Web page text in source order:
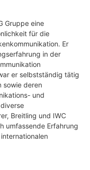
Gruppe eine
für die
Er
in der
er selbstständig tätig
sowie deren
und
Breitling und IWC
umfassende Erfahrung